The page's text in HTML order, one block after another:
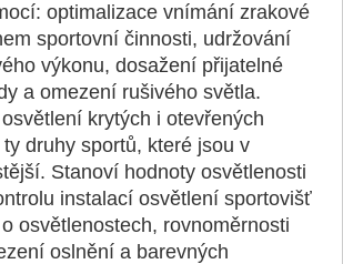
optimalizace vnímání zrakové
sportovní činnosti, udržování
výkonu, dosažení přijatelné
a omezení rušivého světla.
krytých i otevřených
druhy sportů, které jsou v
Stanoví hodnoty osvětlenosti
instalací osvětlení sportovišť
osvětlenostech, rovnoměrnosti
oslnění a barevných